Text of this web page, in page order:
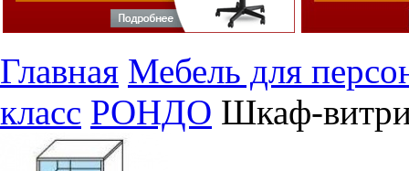
Главная Мебель для
класс РОНДО Шкаф-